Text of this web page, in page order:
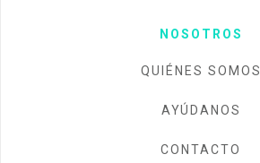
NOSOTROS
QUIÉNES SOMOS
AYÚDANOS
CONTACTO